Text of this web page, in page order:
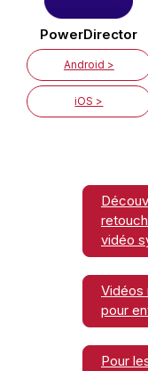
PowerDirector
Android >
iOS >
vidéo
Vidéos
pour
Pour